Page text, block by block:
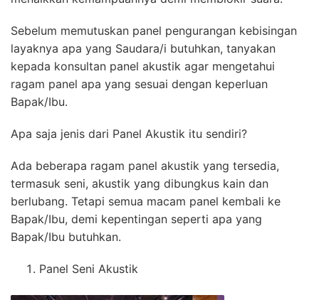
Sebelum memutuskan panel pengurangan kebisingan
layaknya apa yang Saudara/i butuhkan, tanyakan
kepada konsultan panel akustik agar mengetahui
ragam panel apa yang sesuai dengan keperluan
Bapak/Ibu.
Apa saja jenis dari Panel Akustik itu sendiri?
Ada beberapa ragam panel akustik yang tersedia,
termasuk seni, akustik yang dibungkus kain dan
berlubang. Tetapi semua macam panel kembali ke
Bapak/Ibu, demi kepentingan seperti apa yang
Bapak/Ibu butuhkan.
Panel Seni Akustik